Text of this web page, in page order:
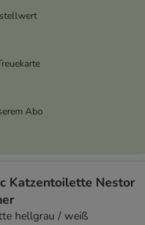
Abo
Katzentoilette Nestor
hellgrau / weiß